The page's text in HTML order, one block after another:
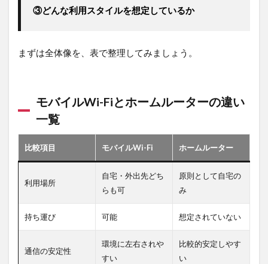
の違
② 通
違い
2.4
③ 利
用ス
タイ
違い
間・
人
2.5
③どんな利用スタイルを想定しているか
まずは全体像を、表で整理してみましょう。
モバイルWi-Fiとホームルーターの違い
一覧
比較項目 モバイルWi-Fi ホームルーター
利用場所
自宅・外出先どち
らも可
原則として自宅の
み
持ち運び 可能 想定されていない
通信の安定性
環境に左右されや
すい
比較的安定しやす
い